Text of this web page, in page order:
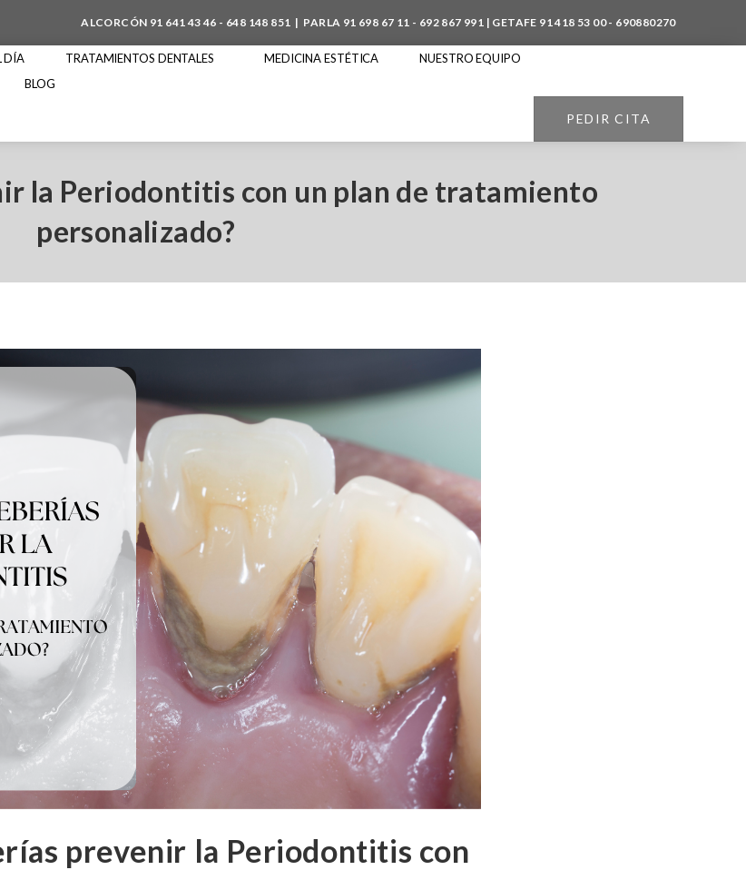
ALCORCÓN 91 641 43 46 - 648 148 851 | PARLA 91 698 67 11 - 692 867 991 | GETAFE 91 418 53 00- 690880270
DÍA TRATAMIENTOS DENTALES MEDICINA ESTÉTICA
NUESTRO EQUIPO
BLOG
PEDIR CITA
la Periodontitis con un plan de tratamiento
personalizado?
prevenir la Periodontitis con